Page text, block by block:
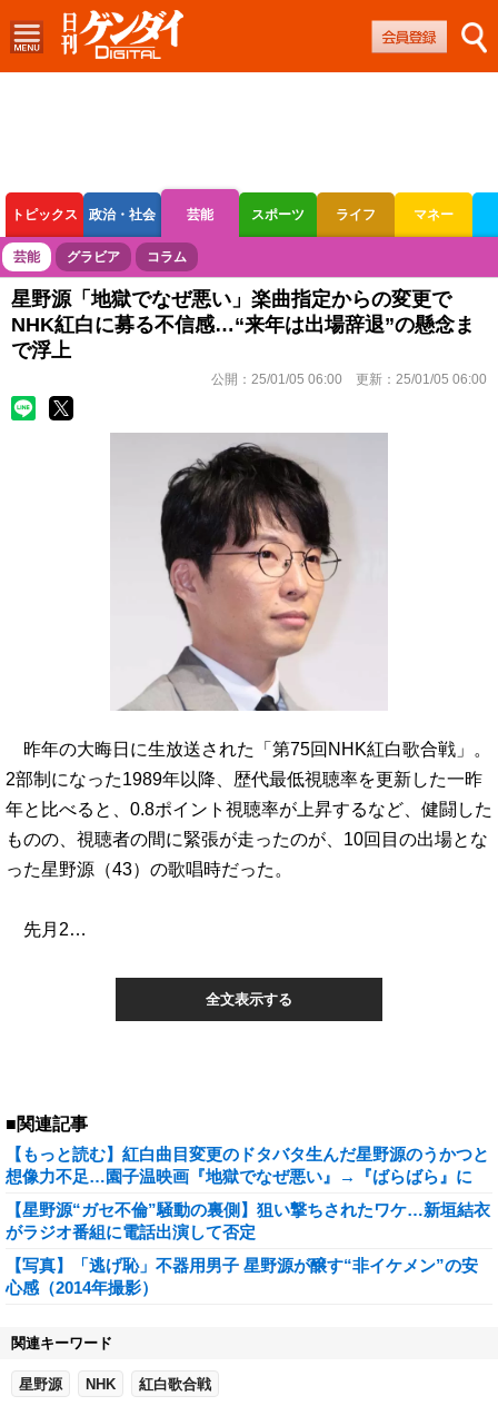
トピックス 政治・社会 芸能 スポーツ ライフ マネー
ボートレース 競輪 オートレース
芸能 グラビア コラム
星野源「地獄でなぜ悪い」楽曲指定からの変更で
NHK紅白に募る不信感…“来年は出場辞退”の懸念ま
で浮上
公開： 25/01/05 06:00 更新： 25/01/05 06:00
昨年の大晦日に生放送された「第75回NHK紅白歌合戦」。
2部制になった1989年以降、歴代最低視聴率を更新した一昨
年と比べると、0.8ポイント視聴率が上昇するなど、健闘した
ものの、視聴者の間に緊張が走ったのが、10回目の出場とな
った星野源（43）の歌唱時だった。
先月2…
全文表示する
■関連記事
【もっと読む】紅白曲目変更のドタバタ生んだ星野源のうかつと
想像力不足…園子温映画『地獄でなぜ悪い』→『ばらばら』に
【星野源“ガセ不倫”騒動の裏側】狙い撃ちされたワケ…新垣結衣
がラジオ番組に電話出演して否定
【写真】「逃げ恥」不器用男子 星野源が醸す“非イケメン”の安
心感（2014年撮影）
関連キーワード
星野源 NHK 紅白歌合戦